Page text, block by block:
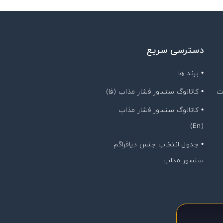
دسترسی سریع
• برند ها
• کاتالوگ سنسور فشار مذاب (فا)
• کاتالوگ سنسور فشار مذاب
(En)
• جدول انتخاب جنس دیافراگم
سنسور مذاب